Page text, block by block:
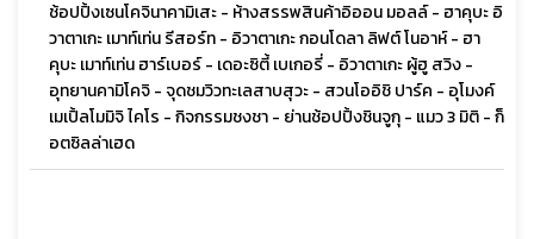
ช้อปปิ้งเซนโคจินาคามิเสะ - ห้างสรรพสินค้าอิออน มอลล์ - ฮาคุบะ อิ
วาตาเกะ เมาท์เท่น รีสอร์ท - อิวาตาเกะ กอนโดลา ลิฟต์ โนอาห์ - ฮา
คุบะ เมาท์เท่น ฮาร์เบอร์ - เดอะซิตี้ เบเกอรี่ - อิวาตาเกะ ผู้ฮู สวิง -
อุทยานคามิโคจิ - จุดชมวิวทะเลสาบสุวะ - สวนโออิชิ ปาร์ค - อุโมงค์
เมเปิ้ลโมมิจิ ไคโร - กิจกรรมชงชา - ย่านช้อปปิ้งชินจูกุ - แมว 3 มิติ - ก็
อตซิลล่าเฮด